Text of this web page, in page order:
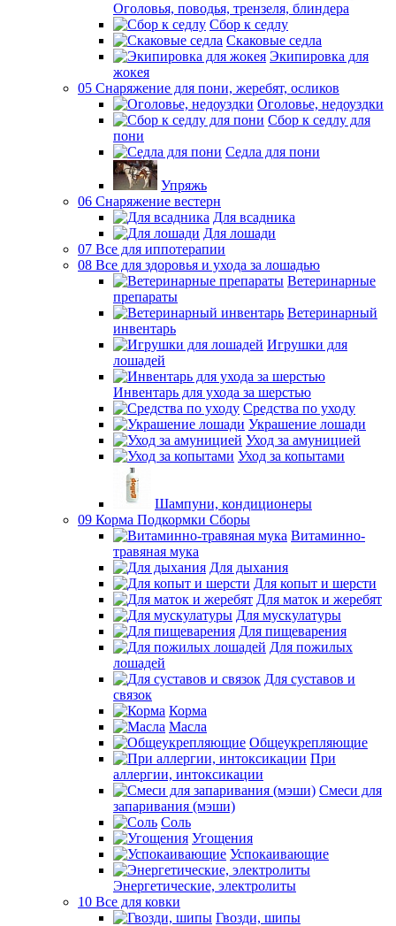
Оголовья, поводья, трензеля, блиндера
Сбор к седлу
Скаковые седла
Экипировка для
жокея
05 Снаряжение для пони, жеребят, осликов
Оголовье, недоуздки
Сбор к седлу для
пони
Седла для пони
Упряжь
06 Снаряжение вестерн
Для всадника
Для лошади
07 Все для иппотерапии
08 Все для здоровья и ухода за лошадью
Ветеринарные
препараты
Ветеринарный
инвентарь
Игрушки для
лошадей
Инвентарь для ухода за шерстью
Средства по уходу
Украшение лошади
Уход за амуницией
Уход за копытами
Шампуни, кондиционеры
09 Корма Подкормки Сборы
Витаминно-
травяная мука
Для дыхания
Для копыт и шерсти
Для маток и жеребят
Для мускулатуры
Для пищеварения
Для пожилых
лошадей
Для суставов и
связок
Корма
Масла
Общеукрепляющие
При
аллергии, интоксикации
Смеси для
запаривания (мэши)
Соль
Угощения
Успокаивающие
Энергетические, электролиты
10 Все для ковки
Гвозди, шипы